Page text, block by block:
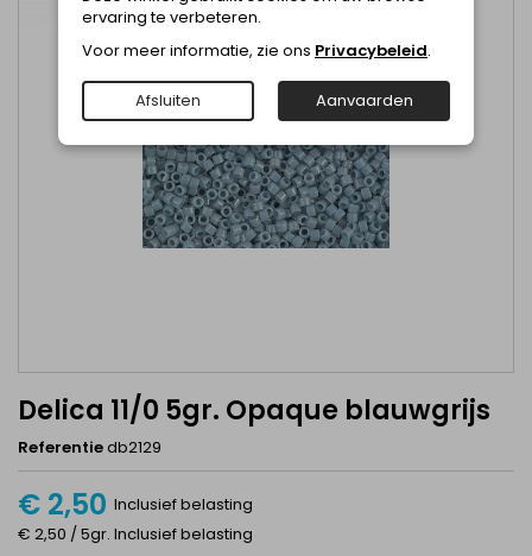
Delica 11/0 5gr. Opaque blauwgrijs
Referentiedb2129
€ 2,50 Inclusief belasting
€ 2,50 / 5gr. Inclusief belasting
ervaring te verbeteren.
Voor meer informatie, zie ons Privacybeleid.
Afsluiten Aanvaarden